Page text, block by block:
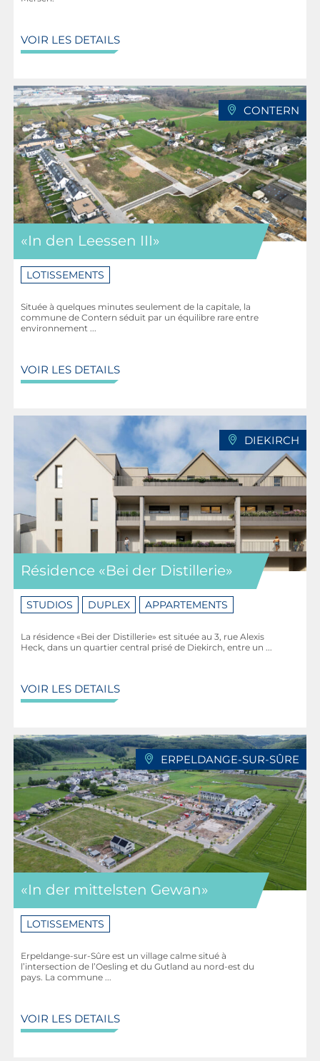
VOIR LES DETAILS
CONTERN
«In den Leessen III»
LOTISSEMENTS
Située à quelques minutes seulement de la capitale, la
commune de Contern séduit par un équilibre rare entre
environnement ...
VOIR LES DETAILS
DIEKIRCH
Résidence «Bei der Distillerie»
STUDIOS DUPLEX APPARTEMENTS
La résidence «Bei der Distillerie» est située au 3, rue Alexis
Heck, dans un quartier central prisé de ­Diekirch, entre un ...
VOIR LES DETAILS
ERPELDANGE-SUR-SÛRE
«In der mittelsten Gewan»
LOTISSEMENTS
Erpeldange-sur-Sûre est un village calme situé à
l’intersection de l’Oesling et du Gutland au nord-est du
pays. La commune ...
VOIR LES DETAILS